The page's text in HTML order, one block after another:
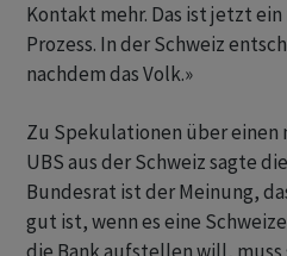
Kontakt mehr. Das ist jetzt
Prozess. In der Schweiz
nachdem das Volk.»
Zu Spekulationen über einen
UBS aus der Schweiz sagte
Bundesrat ist der Meinung,
gut ist, wenn es eine